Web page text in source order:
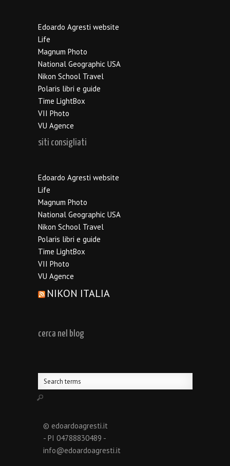
Edoardo Agresti website
Life
Magnum Photo
National Geographic USA
Nikon School Travel
Polaris libri e guide
Time LightBox
VII Photo
VU Agence
siti consigliati
Edoardo Agresti website
Life
Magnum Photo
National Geographic USA
Nikon School Travel
Polaris libri e guide
Time LightBox
VII Photo
VU Agence
NIKON ITALIA
cerca nel blog
© edoardoagresti.it
- PI 04788830489 -
info@edoardoagresti.it